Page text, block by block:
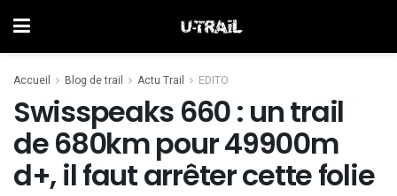
Accueil Blog de trail Actu Trail EDITO
Swisspeaks 660 : un trail
de 680km pour 49900m
d+, il faut arrêter cette folie